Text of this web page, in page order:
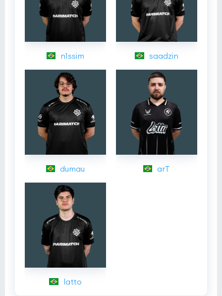
n1ssim saadzin
dumau arT
latto